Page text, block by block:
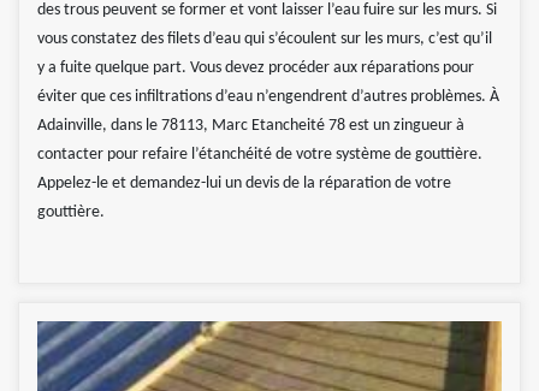
des trous peuvent se former et vont laisser l’eau fuire sur les murs. Si
vous constatez des filets d’eau qui s’écoulent sur les murs, c’est qu’il
y a fuite quelque part. Vous devez procéder aux réparations pour
éviter que ces infiltrations d’eau n’engendrent d’autres problèmes. À
Adainville, dans le 78113, Marc Etancheité 78 est un zingueur à
contacter pour refaire l’étanchéité de votre système de gouttière.
Appelez-le et demandez-lui un devis de la réparation de votre
gouttière.